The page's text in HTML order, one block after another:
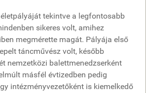
tekintve a legfontosabb
sikeres volt, amihez
megmérette magát. Pályája első
táncművész volt, később
nemzetközi balettmenedzserként
másfél évtizedben pedig
intézményvezetőként is kiemelkedő